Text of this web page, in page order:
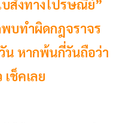
บสั่งทางไปรษณีย์”
บทำผิดกฎจราจร
น หากพ้นกี่วันถือว่า
เช็คเลย